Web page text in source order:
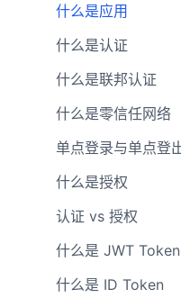
什么是应用
什么是认证
什么是联邦认证
什么是零信任网络
单点登录与单点登
什么是授权
认证 vs 授权
什么是 JWT Token
什么是 ID Token